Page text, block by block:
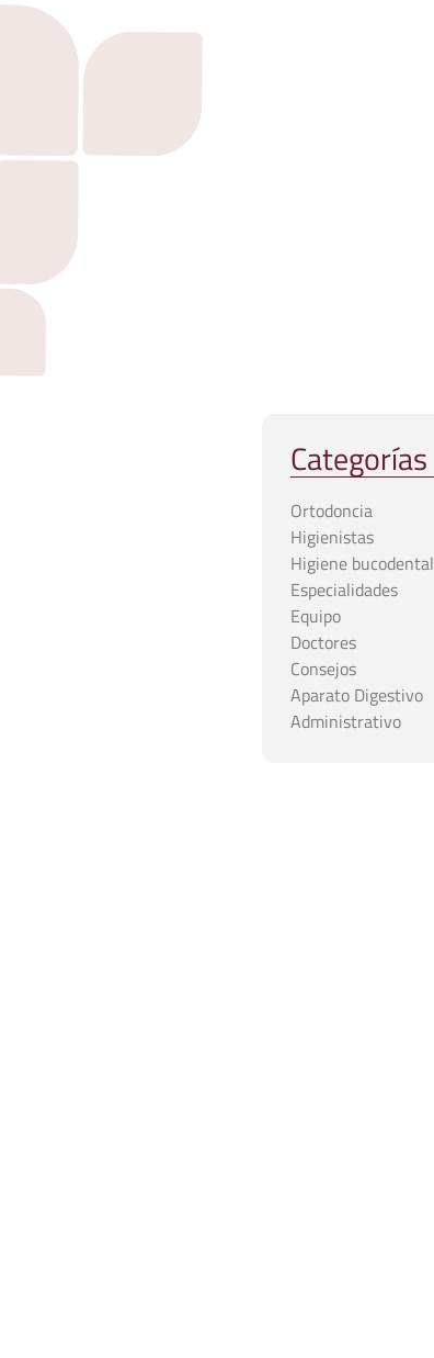
Categorías
Ortodoncia
Higienistas
Higiene bucodental
Especialidades
Equipo
Doctores
Consejos
Aparato Digestivo
Administrativo